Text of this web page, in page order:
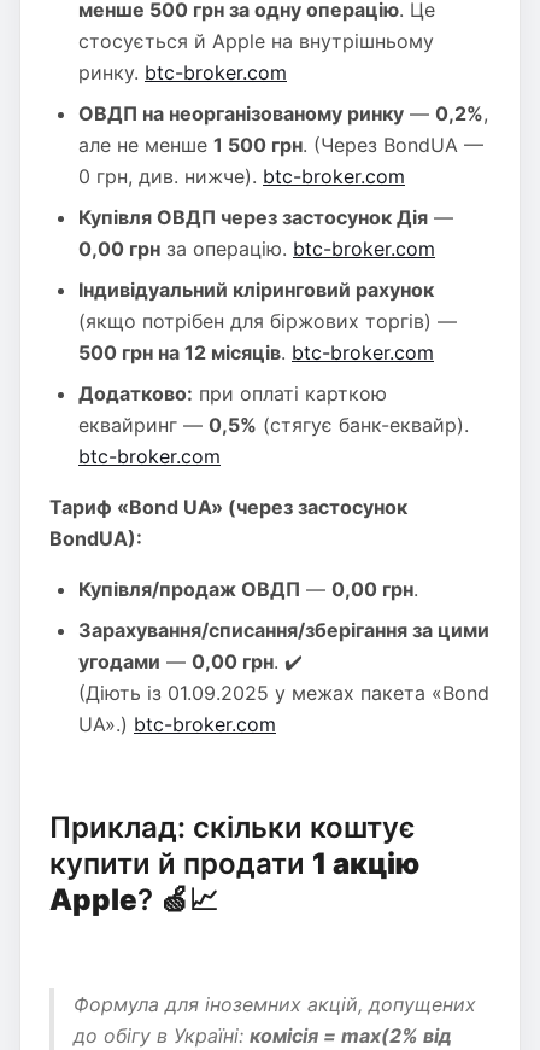
менше 500 грн за одну операцію. Це
стосується й Apple на внутрішньому
ринку. btc-broker.com
ОВДП на неорганізованому ринку — 0,2%,
але не менше 1 500 грн. (Через BondUA —
0 грн, див. нижче). btc-broker.com
Купівля ОВДП через застосунок Дія —
0,00 грн за операцію. btc-broker.com
Індивідуальний кліринговий рахунок
(якщо потрібен для біржових торгів) —
500 грн на 12 місяців. btc-broker.com
Додатково: при оплаті карткою
еквайринг — 0,5% (стягує банк-еквайр).
btc-broker.com
Тариф «Bond UA» (через застосунок
BondUA):
Купівля/продаж ОВДП — 0,00 грн.
Зарахування/списання/зберігання за цими
угодами — 0,00 грн. ✔️
(Діють із 01.09.2025 у межах пакета «Bond
UA».) btc-broker.com
Приклад: скільки коштує
купити й продати 1 акцію
Apple? 🍏📈
Формула для іноземних акцій, допущених
до обігу в Україні: комісія = max(2% від